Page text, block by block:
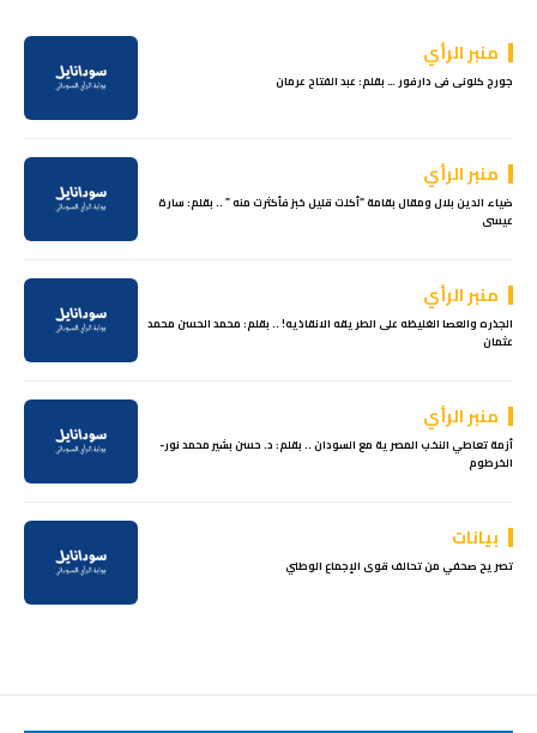
منبر الرأي
جورج كلونى فى دارفور … بقلم: عبد الفتاح عرمان
منبر الرأي
ضياء الدين بلال ومقال بقامة “أكلت قليل خبز فأكثرت منه ” .. بقلم: سارة
عيسى
منبر الرأي
الجذره والعصا الغليظه على الطريقه الانقاذيه! .. بقلم: محمد الحسن محمد
عثمان
منبر الرأي
أزمة تعاطي النخب المصرية مع السودان .. بقلم: د. حسن بشير محمد نور-
الخرطوم
بيانات
تصريح صحفي من تحالف قوى الإجماع الوطني